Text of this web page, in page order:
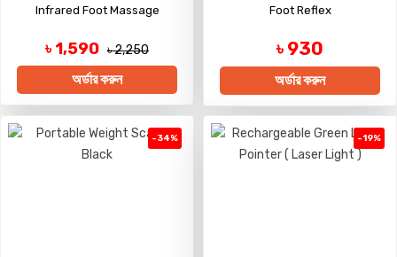
Infrared Foot Massage
৳ 1,590 ৳ 2,250
অর্ডার করুন
Foot Reflex
৳ 930
অর্ডার করুন
-34% -19%